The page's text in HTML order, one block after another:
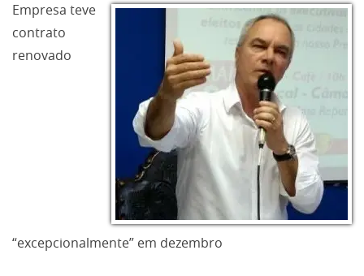
Informe especial
Empresa teve
contrato
renovado
“excepcionalmente” em dezembro